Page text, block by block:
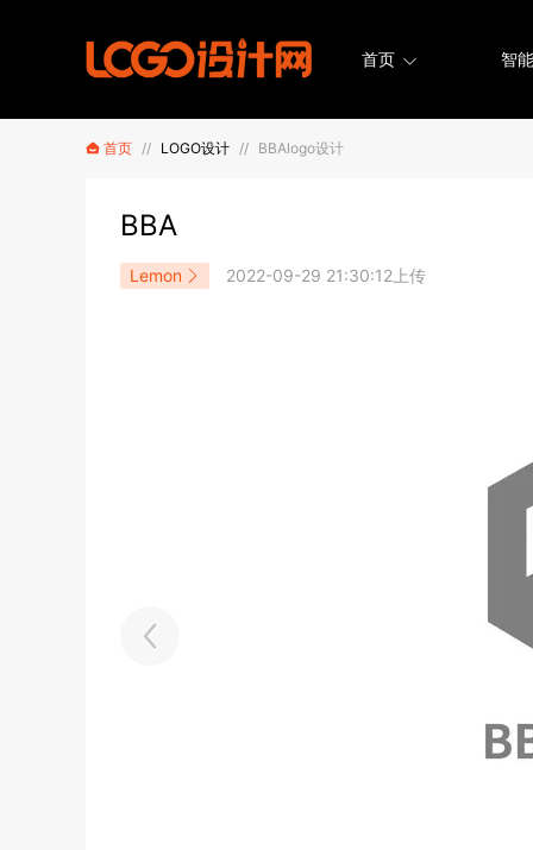
首页 智
首页 // LOGO设计 // BBAlogo设计
BBA
Lemon 2022-09-29 21:30:12上传